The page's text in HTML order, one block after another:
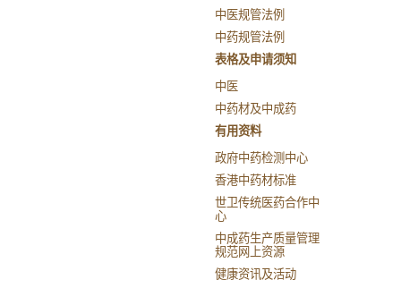
中医规管法例
中药规管法例
表格及申请须知
中医
中药材及中成药
有用资料
政府中药检测中心
香港中药材标准
世卫传统医药合作中
心
中成药生产质量管理
规范网上资源
健康资讯及活动